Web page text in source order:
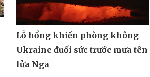
Lỗ hổng khiến phòng không
Ukraine đuối sức trước mưa tên
lửa Nga